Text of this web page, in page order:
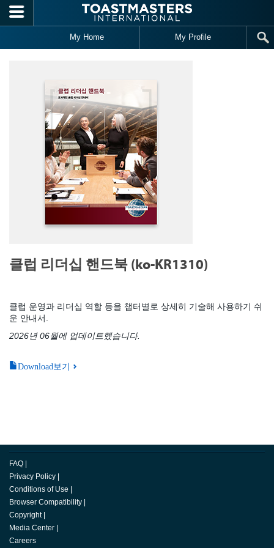
Skip to main content
My Home My Profile
클럽 리더십 핸드북 (ko-KR1310)
클럽 운영과 리더십 역할 등을 챕터별로 상세히 기술해 사용하기 쉬
운 안내서.
2026년 06월에 업데이트했습니다.
Download보기
FAQ
Privacy Policy
Conditions of Use
Browser Compatibility
Copyright
Media Center
Careers